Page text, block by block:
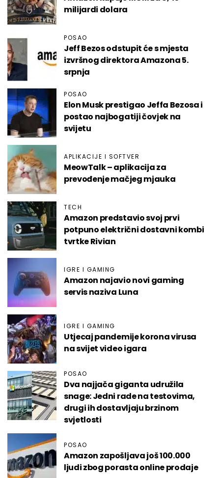
milijardi dolara
POSAO
Jeff Bezos odstupit će s mjesta
izvršnog direktora Amazona 5.
srpnja
POSAO
Elon Musk prestigao Jeffa Bezosa i
postao najbogatiji čovjek na
svijetu
APLIKACIJE I SOFTVER
MeowTalk – aplikacija za
prevođenje mačjeg mjauka
TECH
Amazon predstavio svoj prvi
potpuno električni dostavni kombi
tvrtke Rivian
IGRE I GAMING
Amazon najavio novi gaming
servis naziva Luna
IGRE I GAMING
Utjecaj pandemije korona virusa
na svijet video igara
POSAO
Dva najjača giganta udružila
snage: Jedni rade na testovima,
drugi ih dostavljaju brzinom
svjetlosti
POSAO
Amazon zapošljava još 100.000
ljudi zbog porasta online prodaje